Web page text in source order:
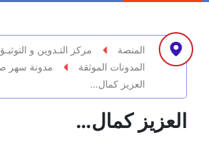
مدونة احمد ابراهيم
عاملة
مدونة أحمد أبو الدهب
المنصة
مركز التـدوين و
المدونات الموثقة
مدونة سهر
العزيز كمال…
العزيز كمال…